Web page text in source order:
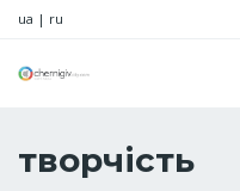
ua | ru
творчість